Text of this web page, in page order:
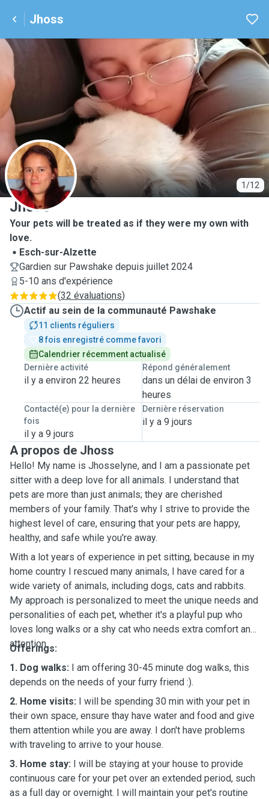
Jhoss
1/12
J
Jhoss
Your pets will be treated as if they were my own with
love.
Esch-sur-Alzette
Gardien sur Pawshake depuis juillet 2024
5-10 ans d'expérience
(32 évaluations)
Actif au sein de la communauté Pawshake
11 clients réguliers
8 fois enregistré comme favori
Calendrier récemment actualisé
Dernière activité
il y a environ 22 heures
Répond généralement
dans un délai de environ 3
heures
Contacté(e) pour la dernière
fois
il y a 9 jours
Dernière réservation
il y a 9 jours
A propos de Jhoss
Hello! My name is Jhosselyne, and I am a passionate pet
sitter with a deep love for all animals. I understand that
pets are more than just animals; they are cherished
members of your family. That's why I strive to provide the
highest level of care, ensuring that your pets are happy,
healthy, and safe while you're away.
With a lot years of experience in pet sitting, because in my
home country I rescued many animals, I have cared for a
wide variety of animals, including dogs, cats and rabbits.
My approach is personalized to meet the unique needs and
personalities of each pet, whether it's a playful pup who
loves long walks or a shy cat who needs extra comfort and
attention.
Offerings:
1. Dog walks: I am offering 30-45 minute dog walks, this
depends on the needs of your furry friend :).
2. Home visits: I will be spending 30 min with your pet in
their own space, ensure thay have water and food and give
them attention while you are away. I don't have problems
with traveling to arrive to your house.
3. Home stay: I will be staying at your house to provide
continuous care for your pet over an extended period, such
as a full day or overnight. I will maintain your pet's routine